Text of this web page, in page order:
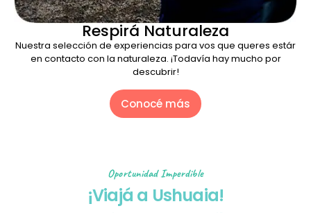
Respirá Naturaleza
Nuestra selección de experiencias para vos que queres estár
en contacto con la naturaleza. ¡Todavía hay mucho por
descubrir!
Conocé más
Oportunidad Imperdible
¡Viajá a Ushuaia!